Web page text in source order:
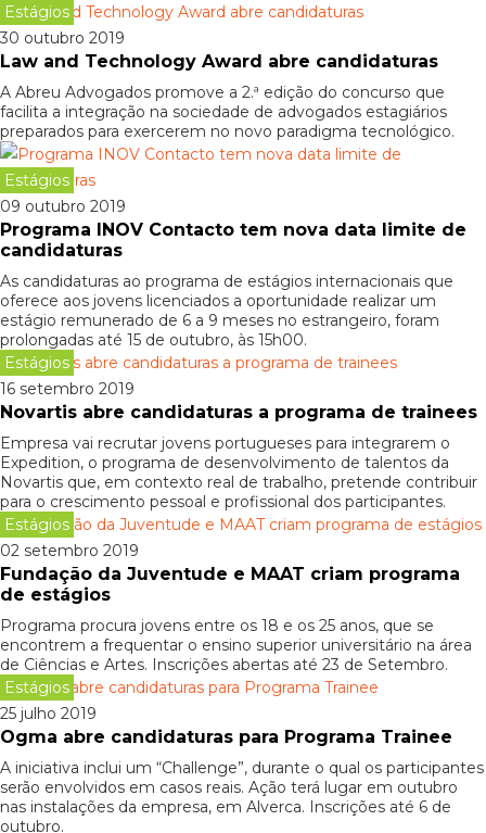
Estágios
30 outubro 2019
Law and Technology Award abre candidaturas
A Abreu Advogados promove a 2.ª edição do concurso que
facilita a integração na sociedade de advogados estagiários
preparados para exercerem no novo paradigma tecnológico.
Estágios
09 outubro 2019
Programa INOV Contacto tem nova data limite de
candidaturas
As candidaturas ao programa de estágios internacionais que
oferece aos jovens licenciados a oportunidade realizar um
estágio remunerado de 6 a 9 meses no estrangeiro, foram
prolongadas até 15 de outubro, às 15h00.
Estágios
16 setembro 2019
Novartis abre candidaturas a programa de trainees
Empresa vai recrutar jovens portugueses para integrarem o
Expedition, o programa de desenvolvimento de talentos da
Novartis que, em contexto real de trabalho, pretende contribuir
para o crescimento pessoal e profissional dos participantes.
Estágios
02 setembro 2019
Fundação da Juventude e MAAT criam programa
de estágios
Programa procura jovens entre os 18 e os 25 anos, que se
encontrem a frequentar o ensino superior universitário na área
de Ciências e Artes. Inscrições abertas até 23 de Setembro.
Estágios
25 julho 2019
Ogma abre candidaturas para Programa Trainee
A iniciativa inclui um “Challenge”, durante o qual os participantes
serão envolvidos em casos reais. Ação terá lugar em outubro
nas instalações da empresa, em Alverca. Inscrições até 6 de
outubro.